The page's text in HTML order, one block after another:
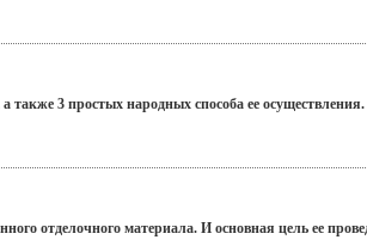
также 3 простых народных способа ее осуществления.
отделочного материала. И основная цель ее